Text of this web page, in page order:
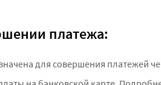
платежа:
для совершения платежей